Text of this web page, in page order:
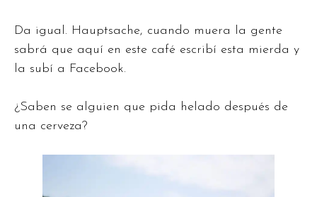
Da igual. Hauptsache, cuando muera la gente
sabrá que aquí en este café escribí esta mierda y
la subí a Facebook.
¿Saben se alguien que pida helado después de
una cerveza?